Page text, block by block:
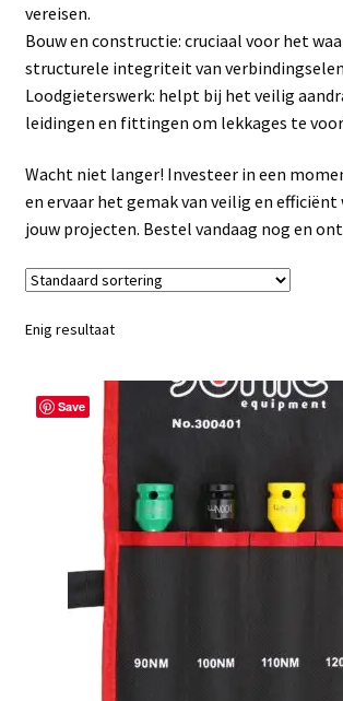
Overzicht
Privacybeleid
Videos
Winkelwagen
vereisen.
Bouw en constructie: cruciaal voor het
structurele integriteit van
Loodgieterswerk: helpt bij het veilig
leidingen en fittingen om lekkages te
Wacht niet langer! Investeer in een
en ervaar het gemak van veilig en efficiënt
jouw projecten. Bestel vandaag nog en
Enig resultaat
Save